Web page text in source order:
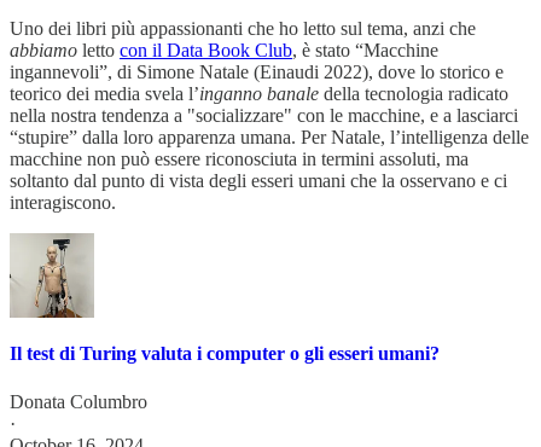
Uno dei libri più appassionanti che ho letto sul tema, anzi che
abbiamo letto con il Data Book Club, è stato “Macchine
ingannevoli”, di Simone Natale (Einaudi 2022), dove lo storico e
teorico dei media svela l’inganno banale della tecnologia radicato
nella nostra tendenza a "socializzare" con le macchine, e a lasciarci
“stupire” dalla loro apparenza umana. Per Natale, l’intelligenza delle
macchine non può essere riconosciuta in termini assoluti, ma
soltanto dal punto di vista degli esseri umani che la osservano e ci
interagiscono.
Il test di Turing valuta i computer o gli esseri umani?
Donata Columbro
·